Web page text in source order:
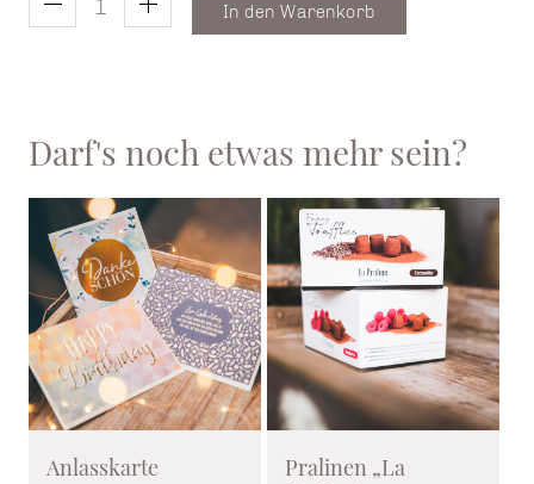
In den Warenkorb
Darf's noch etwas mehr sein?
Anlasskarte
Pralinen „La